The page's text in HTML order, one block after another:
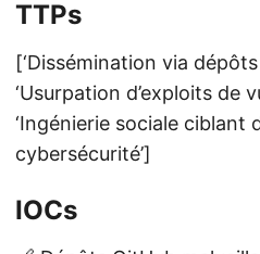
TTPs
[‘Dissémination via dépôts
‘Usurpation d’exploits de
‘Ingénierie sociale ciblant
cybersécurité’]
IOCs